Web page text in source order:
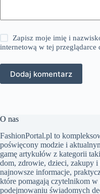
Zapisz moje imię i
internetową w tej przeglądarce
Dodaj komentarz
O nas
FashionPortal.pl to
poświęcony modzie i
gamę artykułów z kategorii
dom, zdrowie, dzieci, zakupy i
najnowsze informacje,
które pomagają czytelnikom
podejmowaniu świadomych